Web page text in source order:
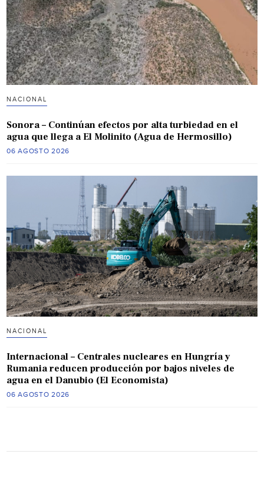
NACIONAL
Sonora – Continúan efectos por alta turbiedad en el
agua que llega a El Molinito (Agua de Hermosillo)
06 AGOSTO 2026
NACIONAL
Internacional – Centrales nucleares en Hungría y
Rumania reducen producción por bajos niveles de
agua en el Danubio (El Economista)
06 AGOSTO 2026